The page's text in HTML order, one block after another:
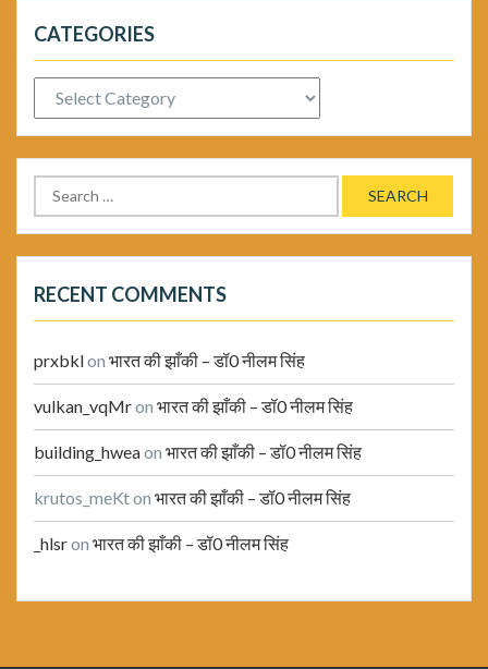
CATEGORIES
Categories
Search
for:
RECENT COMMENTS
prxbklon भारत की झाँकी – डॉ0 नीलम सिंह
vulkan_vqMron भारत की झाँकी – डॉ0 नीलम सिंह
building_hweaon भारत की झाँकी – डॉ0 नीलम सिंह
krutos_meKton भारत की झाँकी – डॉ0 नीलम सिंह
_hlsron भारत की झाँकी – डॉ0 नीलम सिंह